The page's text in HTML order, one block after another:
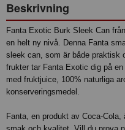
Beskrivning
Fanta Exotic Burk Sleek Can
en helt ny nivå. Denna Fanta
sleek can, som är både praktisk
frukter tar Fanta Exotic dig på
med fruktjuice, 100% naturliga
konserveringsmedel.
Fanta, en produkt av Coca-